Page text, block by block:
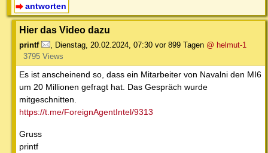
antworten
Hier das Video dazu
printf Dienstag, 20.02.2024, 07:30 vor 899 Tagen @ helmut-1
3795 Views
Es ist anscheinend so, dass ein Mitarbeiter von Navalni den MI6
um 20 Millionen gefragt hat. Das Gespräch wurde
mitgeschnitten.
https://t.me/ForeignAgentIntel/9313
Gruss
printf